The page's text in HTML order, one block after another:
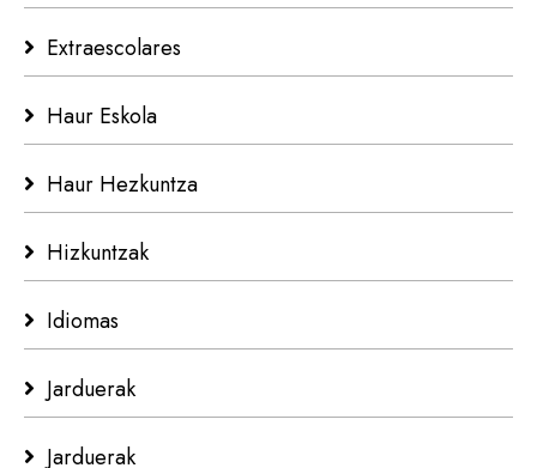
Extraescolares
Haur Eskola
Haur Hezkuntza
Hizkuntzak
Idiomas
Jarduerak
Jarduerak